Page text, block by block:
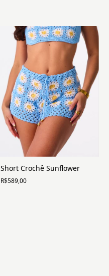
Short Crochê Sunflower
R$589,00